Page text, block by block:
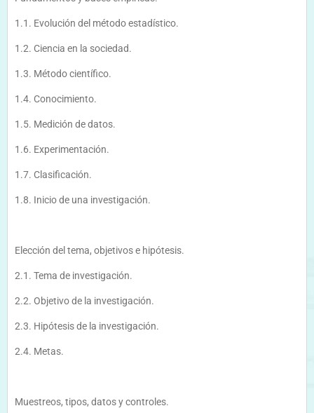
1.1. Evolución del método estadístico.
1.2. Ciencia en la sociedad.
1.3. Método científico.
1.4. Conocimiento.
1.5. Medición de datos.
1.6. Experimentación.
1.7. Clasificación.
1.8. Inicio de una investigación.
Elección del tema, objetivos e hipótesis.
2.1. Tema de investigación.
2.2. Objetivo de la investigación.
2.3. Hipótesis de la investigación.
2.4. Metas.
Muestreos, tipos, datos y controles.